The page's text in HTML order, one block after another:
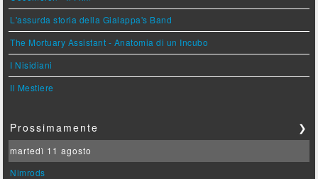
L'assurda storia della Gialappa's Band
The Mortuary Assistant - Anatomia di un Incubo
I Nisidiani
Il Mestiere
Prossimamente ❯
martedì 11 agosto
Nimrods